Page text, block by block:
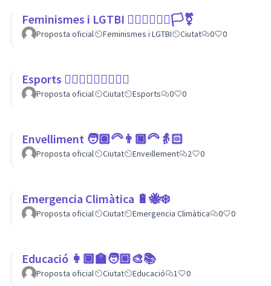
Feminismes i LGTBI 💁🏽‍♀👩‍❤️‍👩🏳️‍⚧️
Proposta oficial Feminismes i LGTBI Ciutat 0 0
Esports 🏃🏾‍♀⛹🏼‍♀🏄🏼‍♂
Proposta oficial Ciutat Esports 0 0
Envelliment 🧑🏽‍🦳👨🏿‍🦳👵🏻
Proposta oficial Ciutat Enveillement 2 0
Emergencia Climàtica 🔋🐝❄️
Proposta oficial Ciutat Emergencia Climàtica 0 0
Educació 👩🏾‍🏫🧑🏼‍🎨📚
Proposta oficial Ciutat Educació 1 0